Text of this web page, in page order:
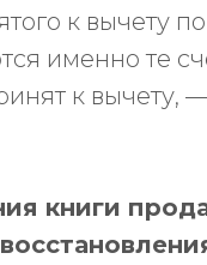
к вычету
именно те
к
книги